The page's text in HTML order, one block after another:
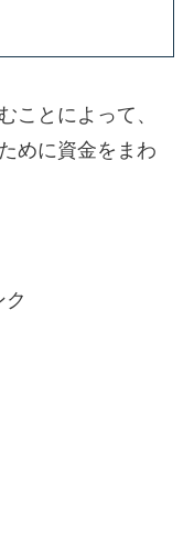
ことによって、
めに資金をまわ
ク